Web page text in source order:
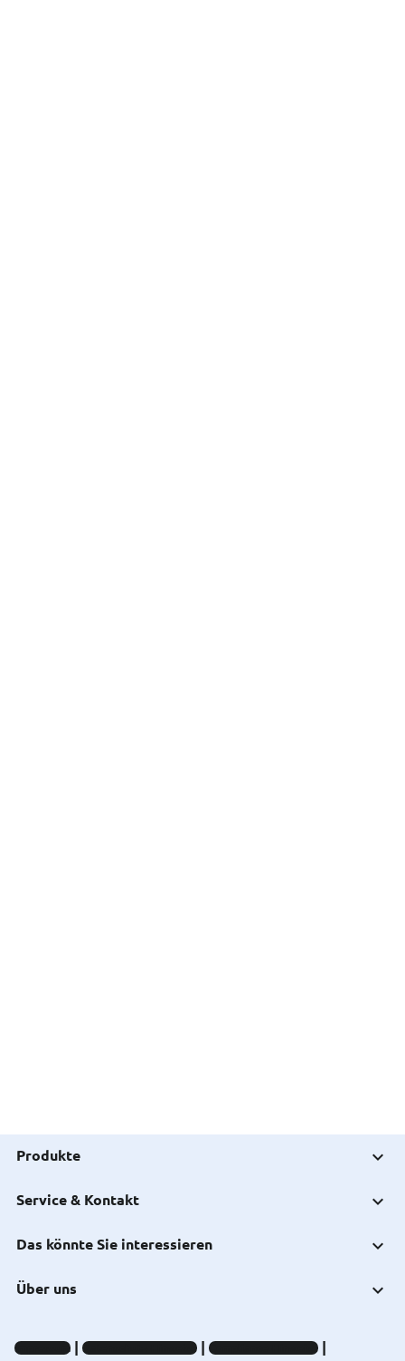
Produkte
Service & Kontakt
Das könnte Sie interessieren
Über uns
Impressum Datenschutz-Hinweise Compliance-Hinweise